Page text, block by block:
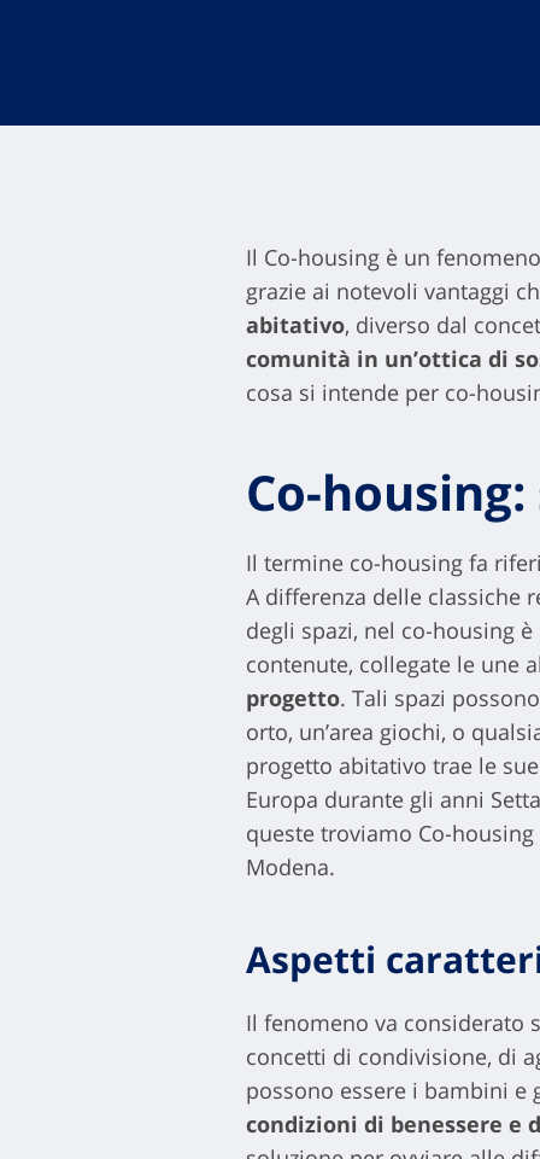
Il Co-housing è un
grazie ai notevoli vantaggi
abitativo, diverso dal
comunità in un’ottica di
cosa si intende per co-
Co-
Il termine co-housing fa
A differenza delle classiche
degli spazi, nel co-housing
contenute, collegate le une
progetto. Tali spazi
orto, un’area giochi, o
progetto abitativo trae le sue
Europa durante gli anni
queste troviamo Co-housing
Modena.
Aspetti
Il fenomeno va considerato
concetti di condivisione, di
possono essere i bambini e
condizioni di benessere e